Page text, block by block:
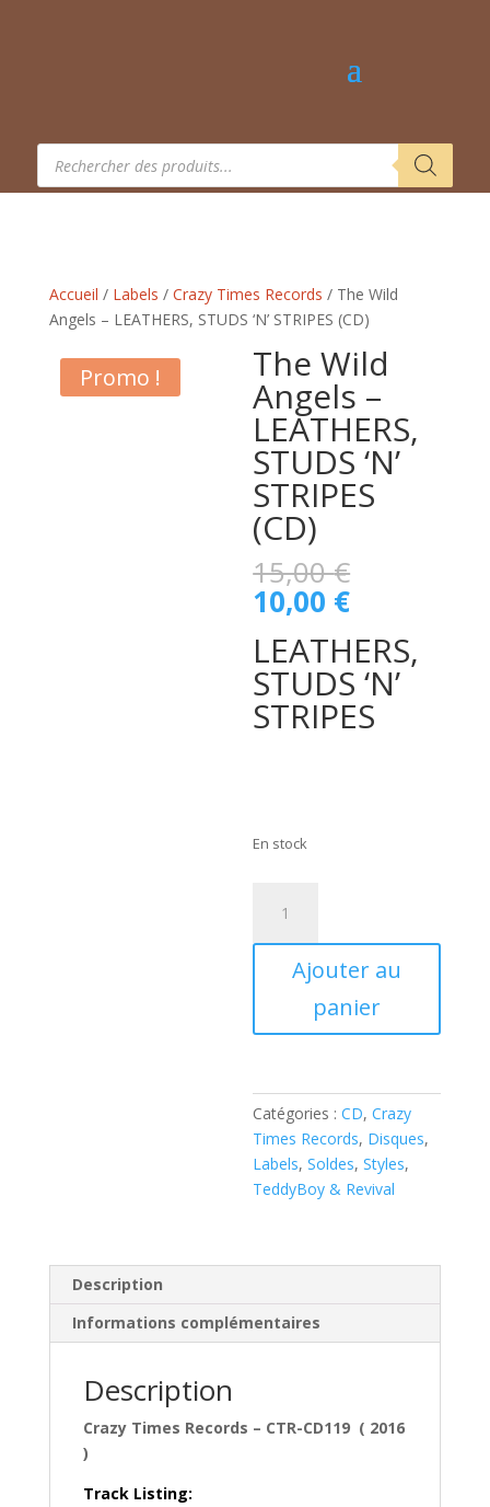
Recherche
produits
Accueil / Labels / Crazy Times Records / The Wild
Angels – LEATHERS, STUDS ‘N’ STRIPES (CD)
Promo ! The Wild
Angels –
LEATHERS,
STUDS ‘N’
STRIPES
(CD)
15,00€
était :
15,00 €.
10,00 €Le
actuel
est :
10,00 €.
LEATHERS,
STUDS ‘N’
STRIPES
En stock
The
'N'
STRIPES
(CD)
Ajouter au
panier
Catégories :CD,Crazy
Times Records, Disques,
Labels,Soldes,Styles,
TeddyBoy & Revival
Description
Informations complémentaires
Description
Crazy Times Records – CTR-CD119 ( 2016
)
Track Listing: